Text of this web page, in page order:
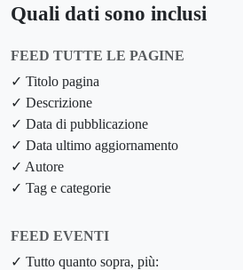
Quali dati sono inclusi
FEED TUTTE LE PAGINE
✓ Titolo pagina
✓ Descrizione
✓ Data di pubblicazione
✓ Data ultimo aggiornamento
✓ Autore
✓ Tag e categorie
FEED EVENTI
✓ Tutto quanto sopra, più: